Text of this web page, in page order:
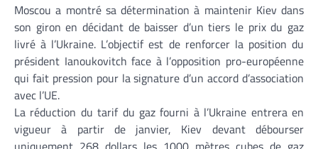
Moscou a montré sa détermination à maintenir Kiev dans
son giron en décidant de baisser d’un tiers le prix du gaz
livré à l’Ukraine. L’objectif est de renforcer la position du
président Ianoukovitch face à l’opposition pro-européenne
qui fait pression pour la signature d’un accord d’association
avec l’UE.
La réduction du tarif du gaz fourni à l’Ukraine entrera en
vigueur à partir de janvier, Kiev devant débourser